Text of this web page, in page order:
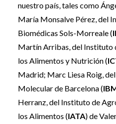
nuestro país, tales como
María Monsalve Pérez, del
Biomédicas Sols-Morreale (
Martín Arribas, del Instituto
los Alimentos y Nutrición (
Madrid; Marc Liesa Roig,
Molecular de Barcelona (
Herranz, del Instituto de
los Alimentos (IATA) de